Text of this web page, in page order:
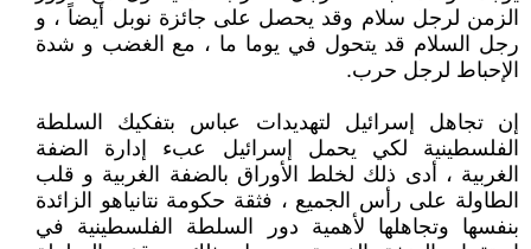
الزمن لرجل سلام وقد يحصل على جائزة نوبل أيضاً ، و
رجل السلام قد يتحول في يوما ما ، مع الغضب و شدة
الإحباط لرجل حرب.
إن تجاهل إسرائيل لتهديدات عباس بتفكيك السلطة
الفلسطينية لكي يحمل إسرائيل عبء إدارة الضفة
الغربية ، أدى ذلك لخلط الأوراق بالضفة الغربية و قلب
الطاولة على رأس الجميع ، فثقة حكومة نتانياهو الزائدة
بنفسها وتجاهلها لأهمية دور السلطة الفلسطينية في